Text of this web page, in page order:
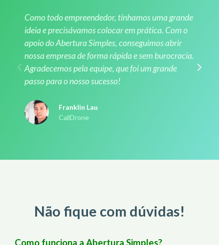
Como todo empreendedor, tínhamos uma grande
ideia e precisávamos colocar em prática. Com o
apoio do Abertura Simples, conseguimos abrir
nossa empresa de forma rápida e sem burocracia.
Agradecemos pela equipe, que foi um grande
passo para o nosso sucesso!
Franklin Lau
CallDrone
Não fique com dúvidas!
Como funciona a Abertura Simples?